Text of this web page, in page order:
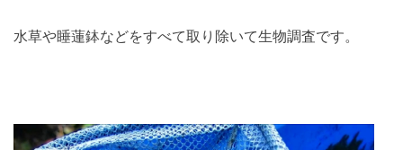
水草や睡蓮鉢などをすべて取り除いて生物調査です。